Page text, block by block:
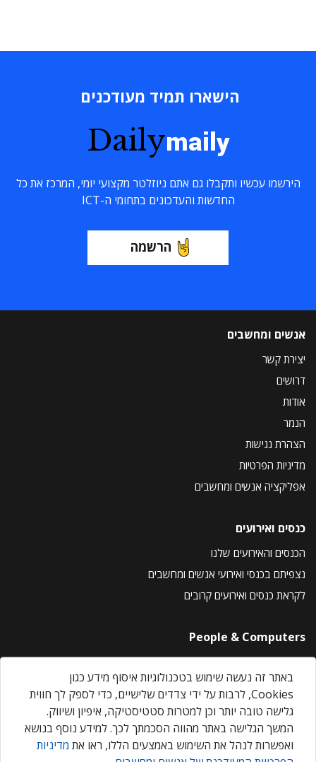
הישארו תמיד מעודכנים
Dailymaily
הירשמו עכשיו ותקבלו גם אתם ניוזלטר מקצועי יומי, המרכז את כל
החדשות והעדכונים בתחומי ה-ICT
הרשמה
אנשים ומחשבים
יצירת קשר
דרושים
אודות
הנמר
הצהרת נגישות
מדיניות הפרטיות
אפליקציה אנשים ומחשבים
כנסים ואירועים
הכנסים והאירועים שלנו
נצפיתם בכנסי ואירועי אנשים ומחשבים
לקראת כנסים ואירועים קרובים
People & Computers
About Us
Privacy Policy
Contact Us
Our Events
באתר זה נעשה שימוש בטכנולוגיות איסוף מידע כגון
Cookies, לרבות על ידי צדדים שלישיים, כדי לספק לך חווית
גלישה טובה יותר וכן למטרות סטטיסטיקה, איפיון ושיווק.
המשך הגלישה באתר מהווה הסכמתך לכך. למידע נוסף בנושא
ואפשרות לנהל את השימוש באמצעים הללו, ראו את מדיניות